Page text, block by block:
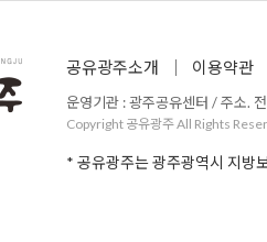
공유광주소개 이용약관
운영기관 : 광주공유센터 / 주소.
Copyright 공유광주 All Rights
* 공유광주는 광주광역시 지방